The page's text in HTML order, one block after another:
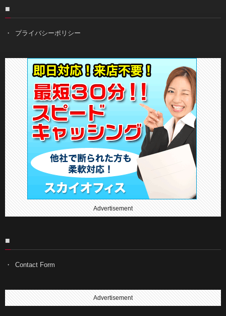
■
プライバシーポリシー
Advertisement
■
Contact Form
Advertisement